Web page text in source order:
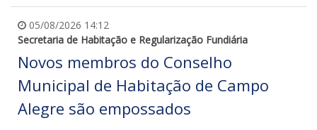
05/08/2026 14:12
Secretaria de Habitação e Regularização Fundiária
Novos membros do Conselho
Municipal de Habitação de Campo
Alegre são empossados